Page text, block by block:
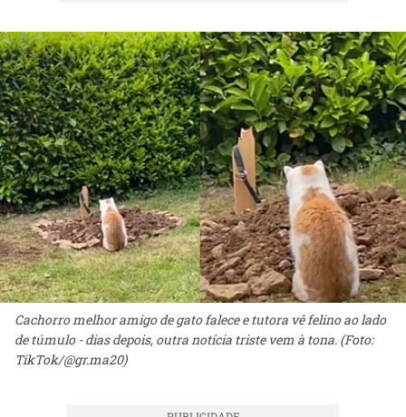
Cachorro melhor amigo de gato falece e tutora vê felino ao lado
de túmulo - dias depois, outra notícia triste vem à tona. (Foto:
TikTok/@gr.ma20)